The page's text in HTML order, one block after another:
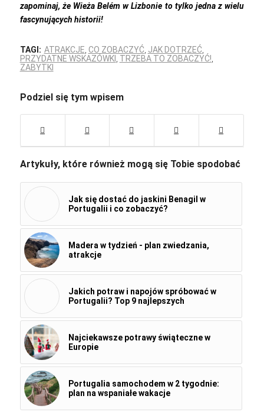
zapominaj, że Wieża Belém w Lizbonie to tylko jedna z wielu
fascynujących historii!
TAGI: ATRAKCJE CO ZOBACZYĆ JAK DOTRZEĆ
PRZYDATNE WSKAZÓWKI TRZEBA TO ZOBACZYĆ!
ZABYTKI
Podziel się tym wpisem
Artykuły, które również mogą się Tobie spodobać
Jak się dostać do jaskini Benagil w
Portugalii i co zobaczyć?
Madera w tydzień - plan zwiedzania,
atrakcje
Jakich potraw i napojów spróbować w
Portugalii? Top 9 najlepszych
Najciekawsze potrawy świąteczne w
Europie
Portugalia samochodem w 2 tygodnie:
plan na wspaniałe wakacje